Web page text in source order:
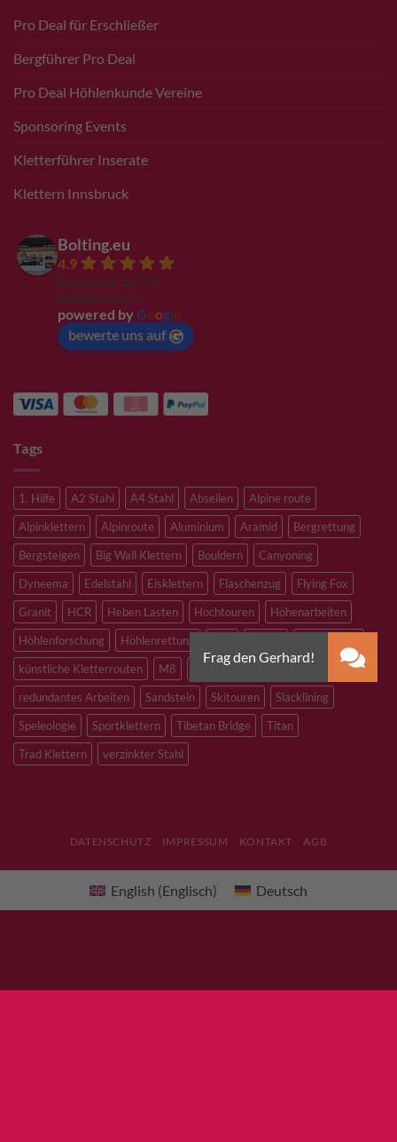
Pro Deal für Erschließer
Bergführer Pro Deal
Pro Deal Höhlenkunde Vereine
Sponsoring Events
Kletterführer Inserate
Klettern Innsbruck
Bolting.eu
4.9
Basierend auf 94
Bewertungen
powered by G ogl
bewerte uns auf
Tags
1. Hilfe A2 Stahl A4 Stahl Abseilen
Alpine route
Alpinklettern
Alpinroute Aluminium Aramid
Bergrettung
Bergsteigen
Big Wall Klettern Bouldern
Canyoning
Dyneema
Edelstahl Eisklettern Flaschenzug
Flying Fox
Granit
HCR Heben Lasten Hochtouren
Höhenarbeiten
Höhlenforschung
Höhlenrettung
künstliche Kletterrouten
M8
redundantes Arbeiten
Sandstein Skitouren
Slacklining
Speleologie
Sportklettern Tibetan Bridge
Titan
Trad Klettern
verzinkter Stahl
DATENSCHUTZ IMPRESSUM KONTAKT AGB
English (Englisch) Deutsch